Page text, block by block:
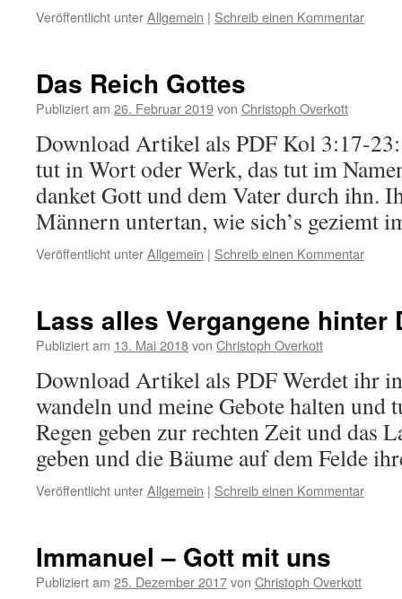
Veröffentlicht unterAllgemein | Schreib einen Kommentar
Das Reich Gottes
Publiziert am 26. Februar 2019von Christoph Overkott
Download Artikel als PDF Kol 3:17-
tut in Wort oder Werk, das tut im
danket Gott und dem Vater durch ihn.
Männern untertan, wie sich’s
Veröffentlicht unterAllgemein | Schreib einen Kommentar
Lass alles Vergangene hinter
Publiziert am 13. Mai 2018von Christoph Overkott
Download Artikel als PDF Werdet ihr
wandeln und meine Gebote halten und
Regen geben zur rechten Zeit und das
geben und die Bäume auf dem Felde
Veröffentlicht unterAllgemein | Schreib einen Kommentar
Immanuel – Gott mit uns
Publiziert am 25. Dezember 2017von Christoph Overkott